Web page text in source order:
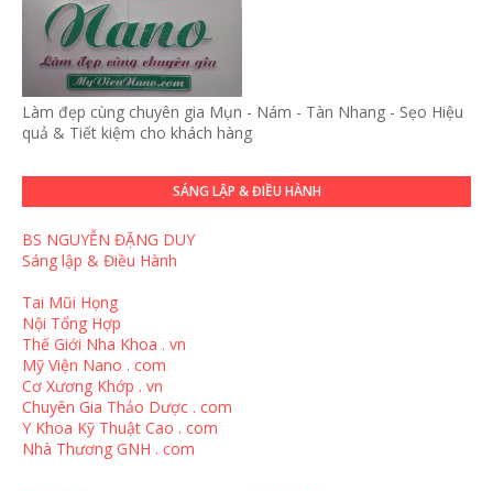
Làm đẹp cùng chuyên gia Mụn - Nám - Tàn Nhang - Sẹo Hiệu
quả & Tiết kiệm cho khách hàng
SÁNG LẬP & ĐIỀU HÀNH
BS NGUYỄN ĐẶNG DUY
Sáng lập & Điều Hành
Tai Mũi Họng
Nội Tổng Hợp
Thế Giới Nha Khoa . vn
Mỹ Viện Nano . com
Cơ Xương Khớp . vn
Chuyên Gia Thảo Dược . com
Y Khoa Kỹ Thuật Cao . com
Nhà Thương GNH . com